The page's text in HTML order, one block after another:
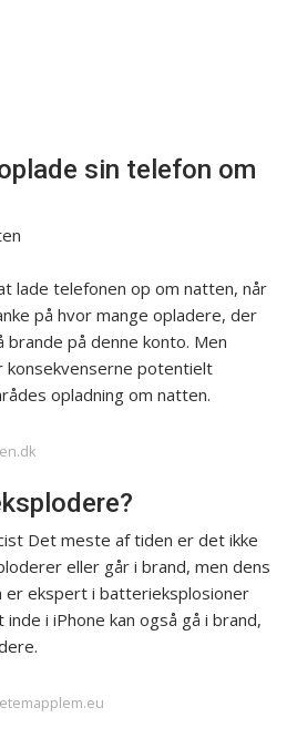
sin telefon om
lade telefonen op om natten, når
på hvor mange opladere, der
på denne konto. Men
konsekvenserne potentielt
opladning om natten.
Det meste af tiden er det ikke
eller går i brand, men dens
er ekspert i batterieksplosioner
i iPhone kan også gå i brand,